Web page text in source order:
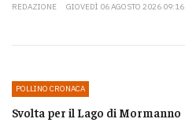
REDAZIONE GIOVEDÌ 06 AGOSTO 2026 09:16
POLLINO CRONACA
Svolta per il Lago di Mormanno